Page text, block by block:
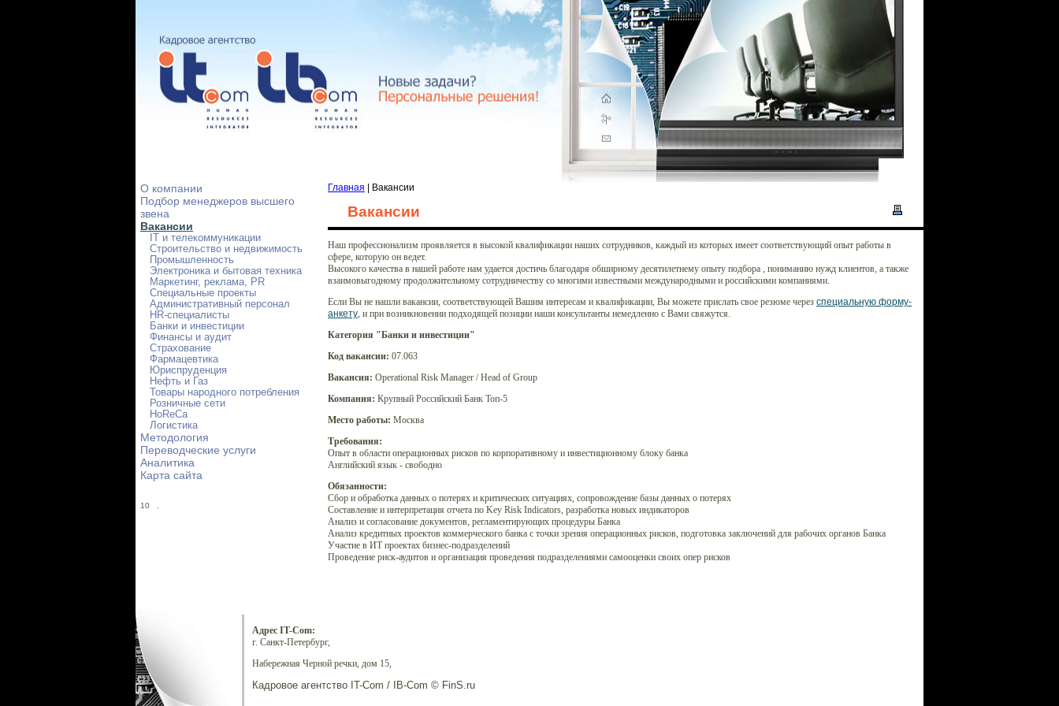
О компании
Подбор менеджеров высшего
звена
Вакансии
IT и телекоммуникации
Строительство и недвижимость
Промышленность
Электроника и бытовая техника
Маркетинг, реклама, PR
Специальные проекты
Административный персонал
HR-специалисты
Банки и инвестиции
Финансы и аудит
Страхование
Фармацевтика
Юриспруденция
Нефть и Газ
Товары народного потребления
Розничные сети
HoReCa
Логистика
Методология
Переводческие услуги
Аналитика
Карта сайта
10
Главная | Вакансии
Вакансии
Наш профессионализм проявляется в высокой квалификации наших сотрудников, каждый из которых имеет соответствующий опыт работы в
сфере, которую он ведет.
Высокого качества в нашей работе нам удается достичь благодаря обширному десятилетнему опыту подбора , пониманию нужд клиентов, а также
взаимовыгодному продолжительному сотрудничеству со многими известными международными и российскими компаниями.
Если Вы не нашли вакансии, соответствующей Вашим интересам и квалификации, Вы можете прислать свое резюме через специальную форму-
анкету, и при возникновении подходящей позиции наши консультанты немедленно с Вами свяжутся.
Категория "Банки и инвестиции"
Код вакансии: 07.063
Вакансия: Operational Risk Manager / Head of Group
Компания: Крупный Российский Банк Топ-5
Место работы: Москва
Требования:
Опыт в области операционных рисков по корпоративному и инвестиционному блоку банка
Английский язык - свободно
Обязанности:
Сбор и обработка данных о потерях и критических ситуациях, сопровождение базы данных о потерях
Составление и интерпретация отчета по Key Risk Indicators, разработка новых индикаторов
Анализ и согласование документов, регламентирующих процедуры Банка
Анализ кредитных проектов коммерческого банка с точки зрения операционных рисков, подготовка заключений для рабочих органов Банка
Участие в ИТ проектах бизнес-подразделений
Проведение риск-аудитов и организация проведения подразделениями самооценки своих опер рисков
Адрес IT-Com:
г. Санкт-Петербург,
Набережная Черной речки, дом 15,
Кадровое агентство IT-Com / IB-Com © FinS.ru